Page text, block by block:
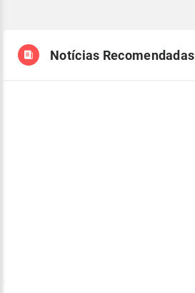
Notícias Recomendadas